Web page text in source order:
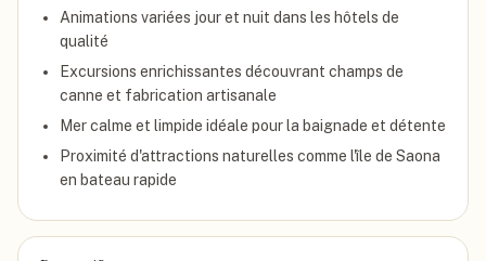
Animations variées jour et nuit dans les hôtels de
qualité
Excursions enrichissantes découvrant champs de
canne et fabrication artisanale
Mer calme et limpide idéale pour la baignade et détente
Proximité d'attractions naturelles comme l'île de Saona
en bateau rapide